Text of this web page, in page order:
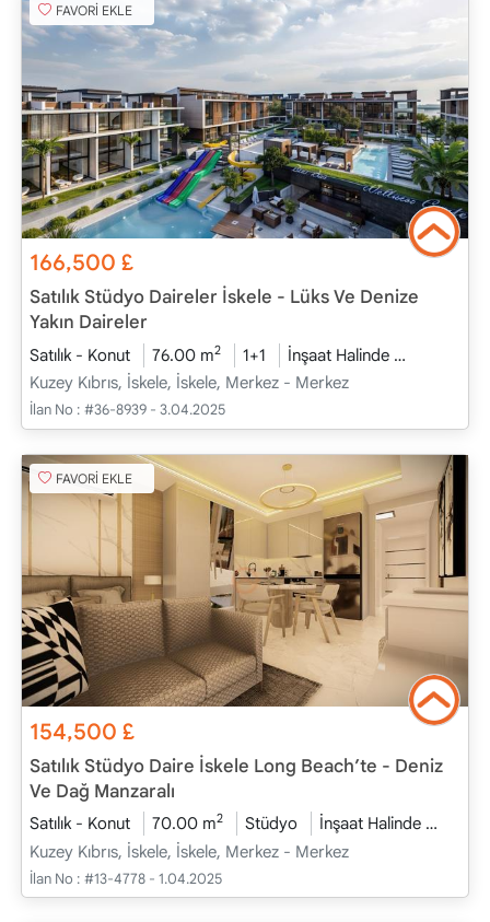
FAVORİ EKLE
166,500£
Satılık Stüdyo Daireler İskele - Lüks Ve Denize
Yakın Daireler
Satılık - Konut 76.00 m2 1+1 İnşaat Halinde
Kuzey Kıbrıs, İskele, İskele, Merkez - Merkez
İlan No : #36-8939 - 3.04.2025
FAVORİ EKLE
154,500£
Satılık Stüdyo Daire İskele Long Beach’te - Deniz
Ve Dağ Manzaralı
Satılık - Konut 70.00 m2 Stüdyo İnşaat Halinde
Kuzey Kıbrıs, İskele, İskele, Merkez - Merkez
İlan No : #13-4778 - 1.04.2025